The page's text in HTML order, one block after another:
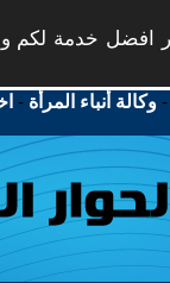
افضل خدمة لكم
-وكالة أنباء المرأة -